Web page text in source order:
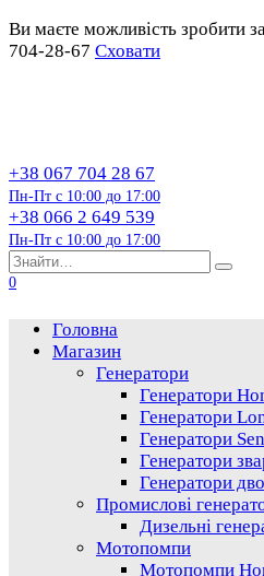
Ви маєте можливість зробити
704-28-67 Сховати
+38 067 704 28 67
Пн-Пт с 10:00 до 17:00
+38 066 2 649 539
Пн-Пт с 10:00 до 17:00
Пошук…
0
Головна
Магазин
Генератори
Генератори
Генератори
Генератори
Генератори
Генератори
Промислові
Дизельні
Мотопомпи
Мотопомпи